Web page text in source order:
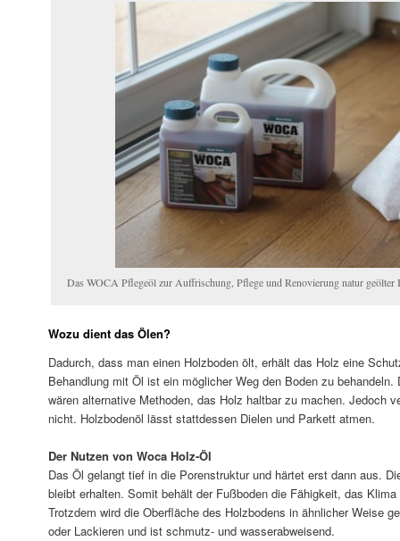
Das WOCA Pflegeöl zur Auffrischung, Pflege und Renovierung natur geölter
Wozu dient das Ölen?
Dadurch, dass man einen Holzboden ölt, erhält das Holz eine
Behandlung mit Öl ist ein möglicher Weg den Boden zu
wären alternative Methoden, das Holz haltbar zu machen. Jedoch
nicht. Holzbodenöl lässt stattdessen Dielen und Parkett atmen.
Der Nutzen von Woca Holz-Öl
Das Öl gelangt tief in die Porenstruktur und härtet erst dann aus.
bleibt erhalten. Somit behält der Fußboden die Fähigkeit, das
Trotzdem wird die Oberfläche des Holzbodens in ähnlicher Weise
oder Lackieren und ist schmutz- und wasserabweisend.